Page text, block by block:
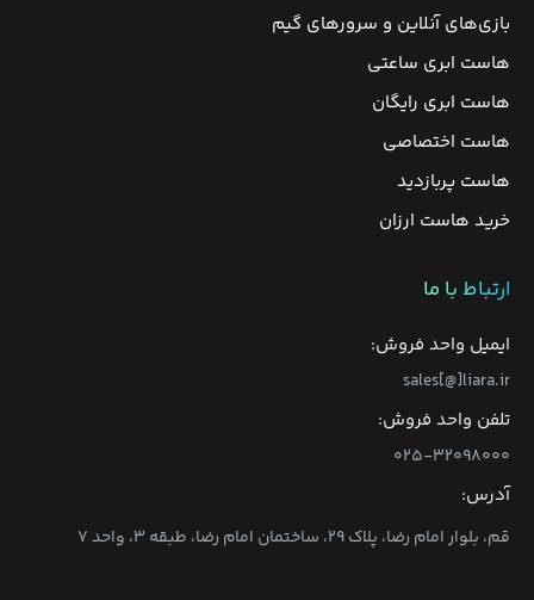
بازی‌های آنلاین و سرورهای گیم
هاست ابری ساعتی
هاست ابری رایگان
هاست اختصاصی
هاست پربازدید
خرید هاست ارزان
ارتباط با ما
ایمیل واحد فروش:
sales[@]liara.ir
تلفن واحد فروش:
۰۲۵-۳۲۰۹۸۰۰۰
آدرس:
قم، بلوار امام رضا، پلاک ۲۹، ساختمان امام رضا، طبقه ۳، واحد ۷